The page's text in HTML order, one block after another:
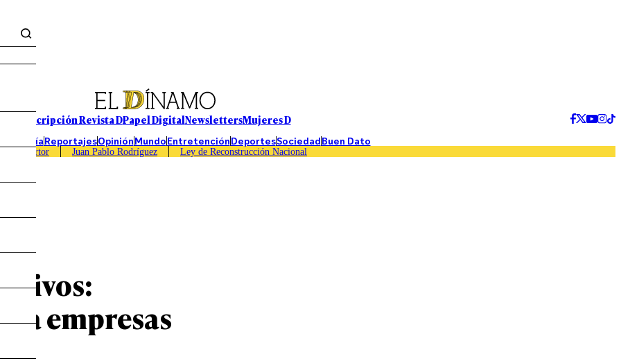
Suscripción Revista DPapel DigitalNewslettersMujeres D
EconomíaReportajesOpiniónMundoEntretenciónDeportesSociedadBuen Dato
Caso Sartor Juan Pablo Rodríguez Ley de Reconstrucción Nacional
empresas